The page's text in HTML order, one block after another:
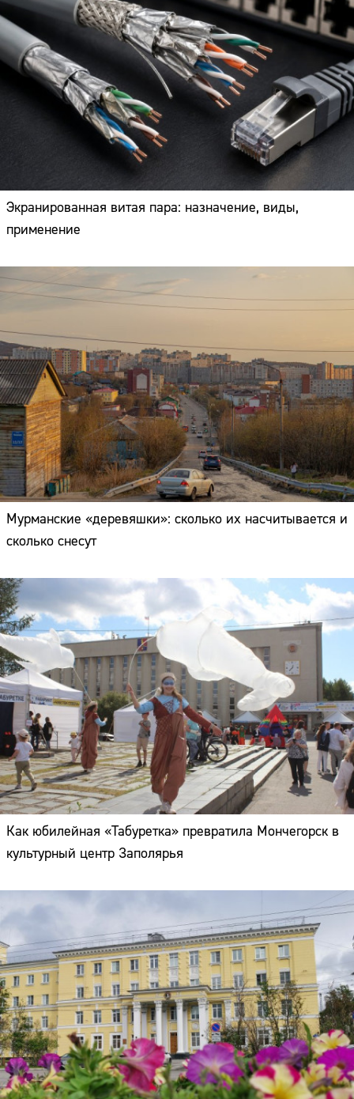
Экранированная витая пара: назначение, виды,
применение
Мурманские «деревяшки»: сколько их насчитывается и
сколько снесут
Как юбилейная «Табуретка» превратила Мончегорск в
культурный центр Заполярья